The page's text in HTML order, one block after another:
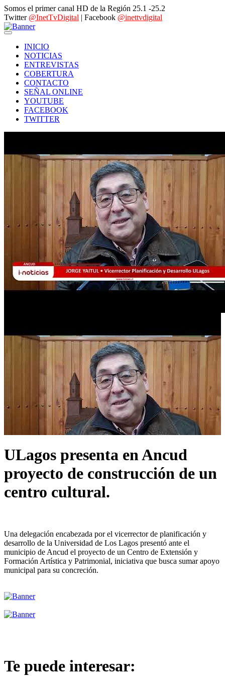
Somos el primer canal HD de la Región 25.1 -25.2
Twitter @InetTvDigital | Facebook @inettvdigital
INICIO
NOTICIAS
ENTREVISTAS
COBERTURA
CONTACTO
SEÑAL ONLINE
YOUTUBE
FACEBOOK
TWITTER
ULagos presenta en Ancud
proyecto de construcción de un
centro cultural.
Una delegación encabezada por el vicerrector de planificación y
desarrollo de la Universidad de Los Lagos presentó ante el
municipio de Ancud el proyecto de un Centro de Extensión y
Formación Artística y Patrimonial, iniciativa que busca sumar apoyo
municipal para su concreción.
Te puede interesar: